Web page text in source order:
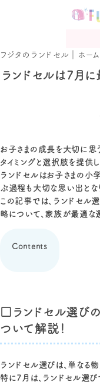
フジタのランドセル｜ホーム
ランドセルは7月
お子さまの成長を大切に思
タイミングと選択肢を提供
ランドセルはお子さまの小
ぶ過程も大切な思い出となり
この記事では、ランドセル
略について、家族が最適な
Contents
□ランドセル選びの
ついて解説！
ランドセル選びは、単なる
特に7月は、ランドセル選び